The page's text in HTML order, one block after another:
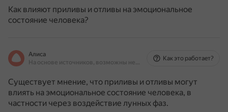
Как влияют приливы и отливы на эмоциональное
состояние человека?
Алиса
На основе источников, возможны неточности
Как это работает?
Существует мнение, что приливы и отливы могут
влиять на эмоциональное состояние человека, в
частности через воздействие лунных фаз.